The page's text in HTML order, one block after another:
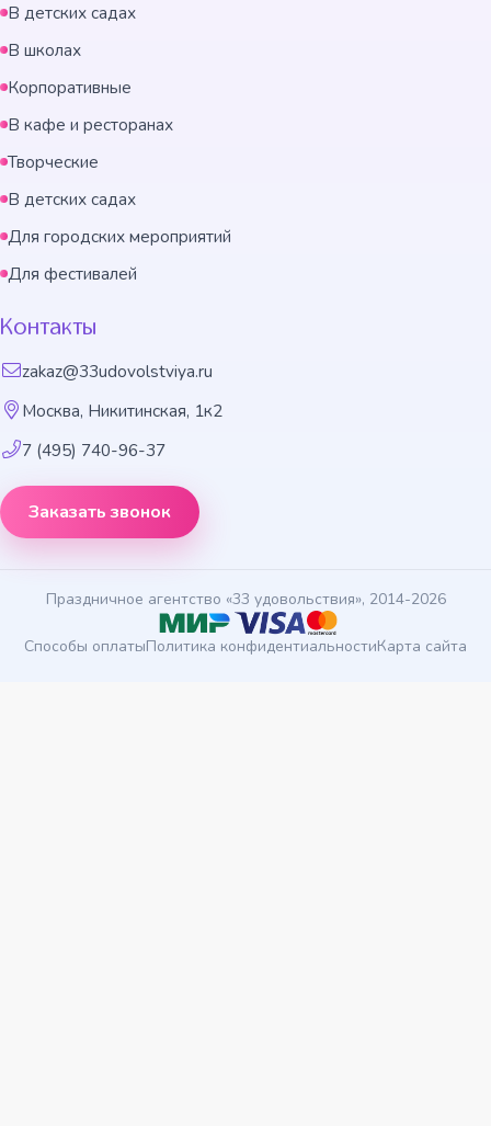
В детских садах
В школах
Корпоративные
В кафе и ресторанах
Творческие
В детских садах
Для городских мероприятий
Для фестивалей
Контакты
zakaz@33udovolstviya.ru
Москва, Никитинская, 1к2
7 (495) 740-96-37
Заказать звонок
Праздничное агентство «33 удовольствия», 2014-2026
Способы оплатыПолитика конфидентиальностиКарта сайта